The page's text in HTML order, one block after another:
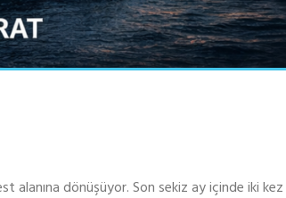
alanına dönüşüyor. Son sekiz ay içinde iki kez